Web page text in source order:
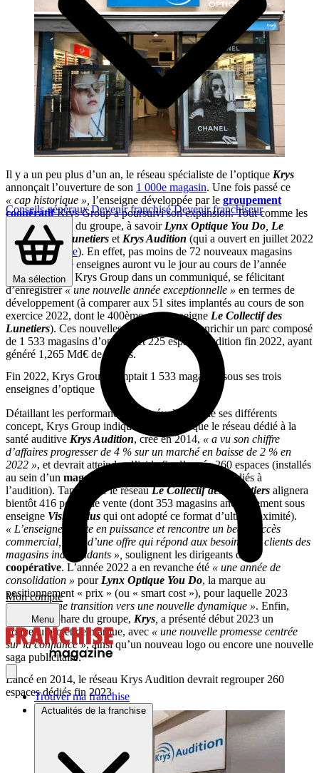
Conseils générauxDevenir franchiséDevenir franchiseur
Ma sélection
Mon compte
Menu
Trouver ma franchise
Actualités de la franchise
Il y a un peu plus d’un an, le réseau spécialiste de l’optique Krys
annonçait l’ouverture de son 1 000e magasin. Une fois passé ce
« cap historique », l’enseigne développée par le groupement
coopératifKrys Group a poursuivi son expansion. Tout comme les
autres marques du groupe, à savoir Lynx Optique You Do Le
Collectif des Lunetiers et Krys Audition (qui a ouvert en juillet 2022
son200ème site). En effet, pas moins de 72 nouveaux magasins
sous ces quatre enseignes auront vu le jour au cours de l’année
2023, annonce Krys Group dans un communiqué, se félicitant
d’enregistrer« une nouvelle année exceptionnelle » en termes de
développement (à comparer aux 51 sites implantés au cours de son
exercice 2022, dont le 400ème sous enseigne Le Collectif des
Lunetiers). Ces nouvelles unités viendront enrichir un parc composé
de 1 533 magasins d’optique et 225 espaces audition fin 2022, ayant
généré 1,265 Md€ de ventes.
Fin 2022, Krys Group comptait 1 533 magasins sous ses trois
enseignes d’optique
Détaillant les performances et les évolutions de ses différents
concept, Krys Group indique notamment que le réseau dédié à la
santé auditive Krys Audition, créé en 2014, « a vu son chiffre
d’affaires progresser de 4 % sur un marché en baisse de 2 % en
2022 », et devrait atteindre d’ici la fin d’année 260 espaces (installés
au sein d’un magasin d’optique
ou 100 % dédiés à
l’audition). Tandis que le réseauLe Collectif des Lunetiers alignera
bientôt 416 points de vente (dont 353 magasins anciennement sous
enseigne Vision Plus qui ont adopté ce format d’ultra-proximité).
« L’enseigne monte en puissance et rencontre un beau succès
commercial, forte d’une offre qui répond aux besoins des clients des
magasins indépendants », soulignent les dirigeants de la
coopérative. L’année 2022 a en revanche été « une année de
consolidation » pour Lynx Optique You Do, la marque au
positionnement « prix » (ou « smart cost »), pour laquelle 2023
« marque une transition vers une nouvelle dynamique ». Enfin,
l’enseigne-phare du groupe, Krys a présenté début 2023 un
nouveau projet de marque, avec « une nouvelle promesse centrée
sur la confiance », ainsi qu’un nouveau logo ou encore une nouvelle
saga publicitaire.
Lancé en 2014, le réseau Krys Audition devrait regrouper 260
espaces dédiés fin 2023